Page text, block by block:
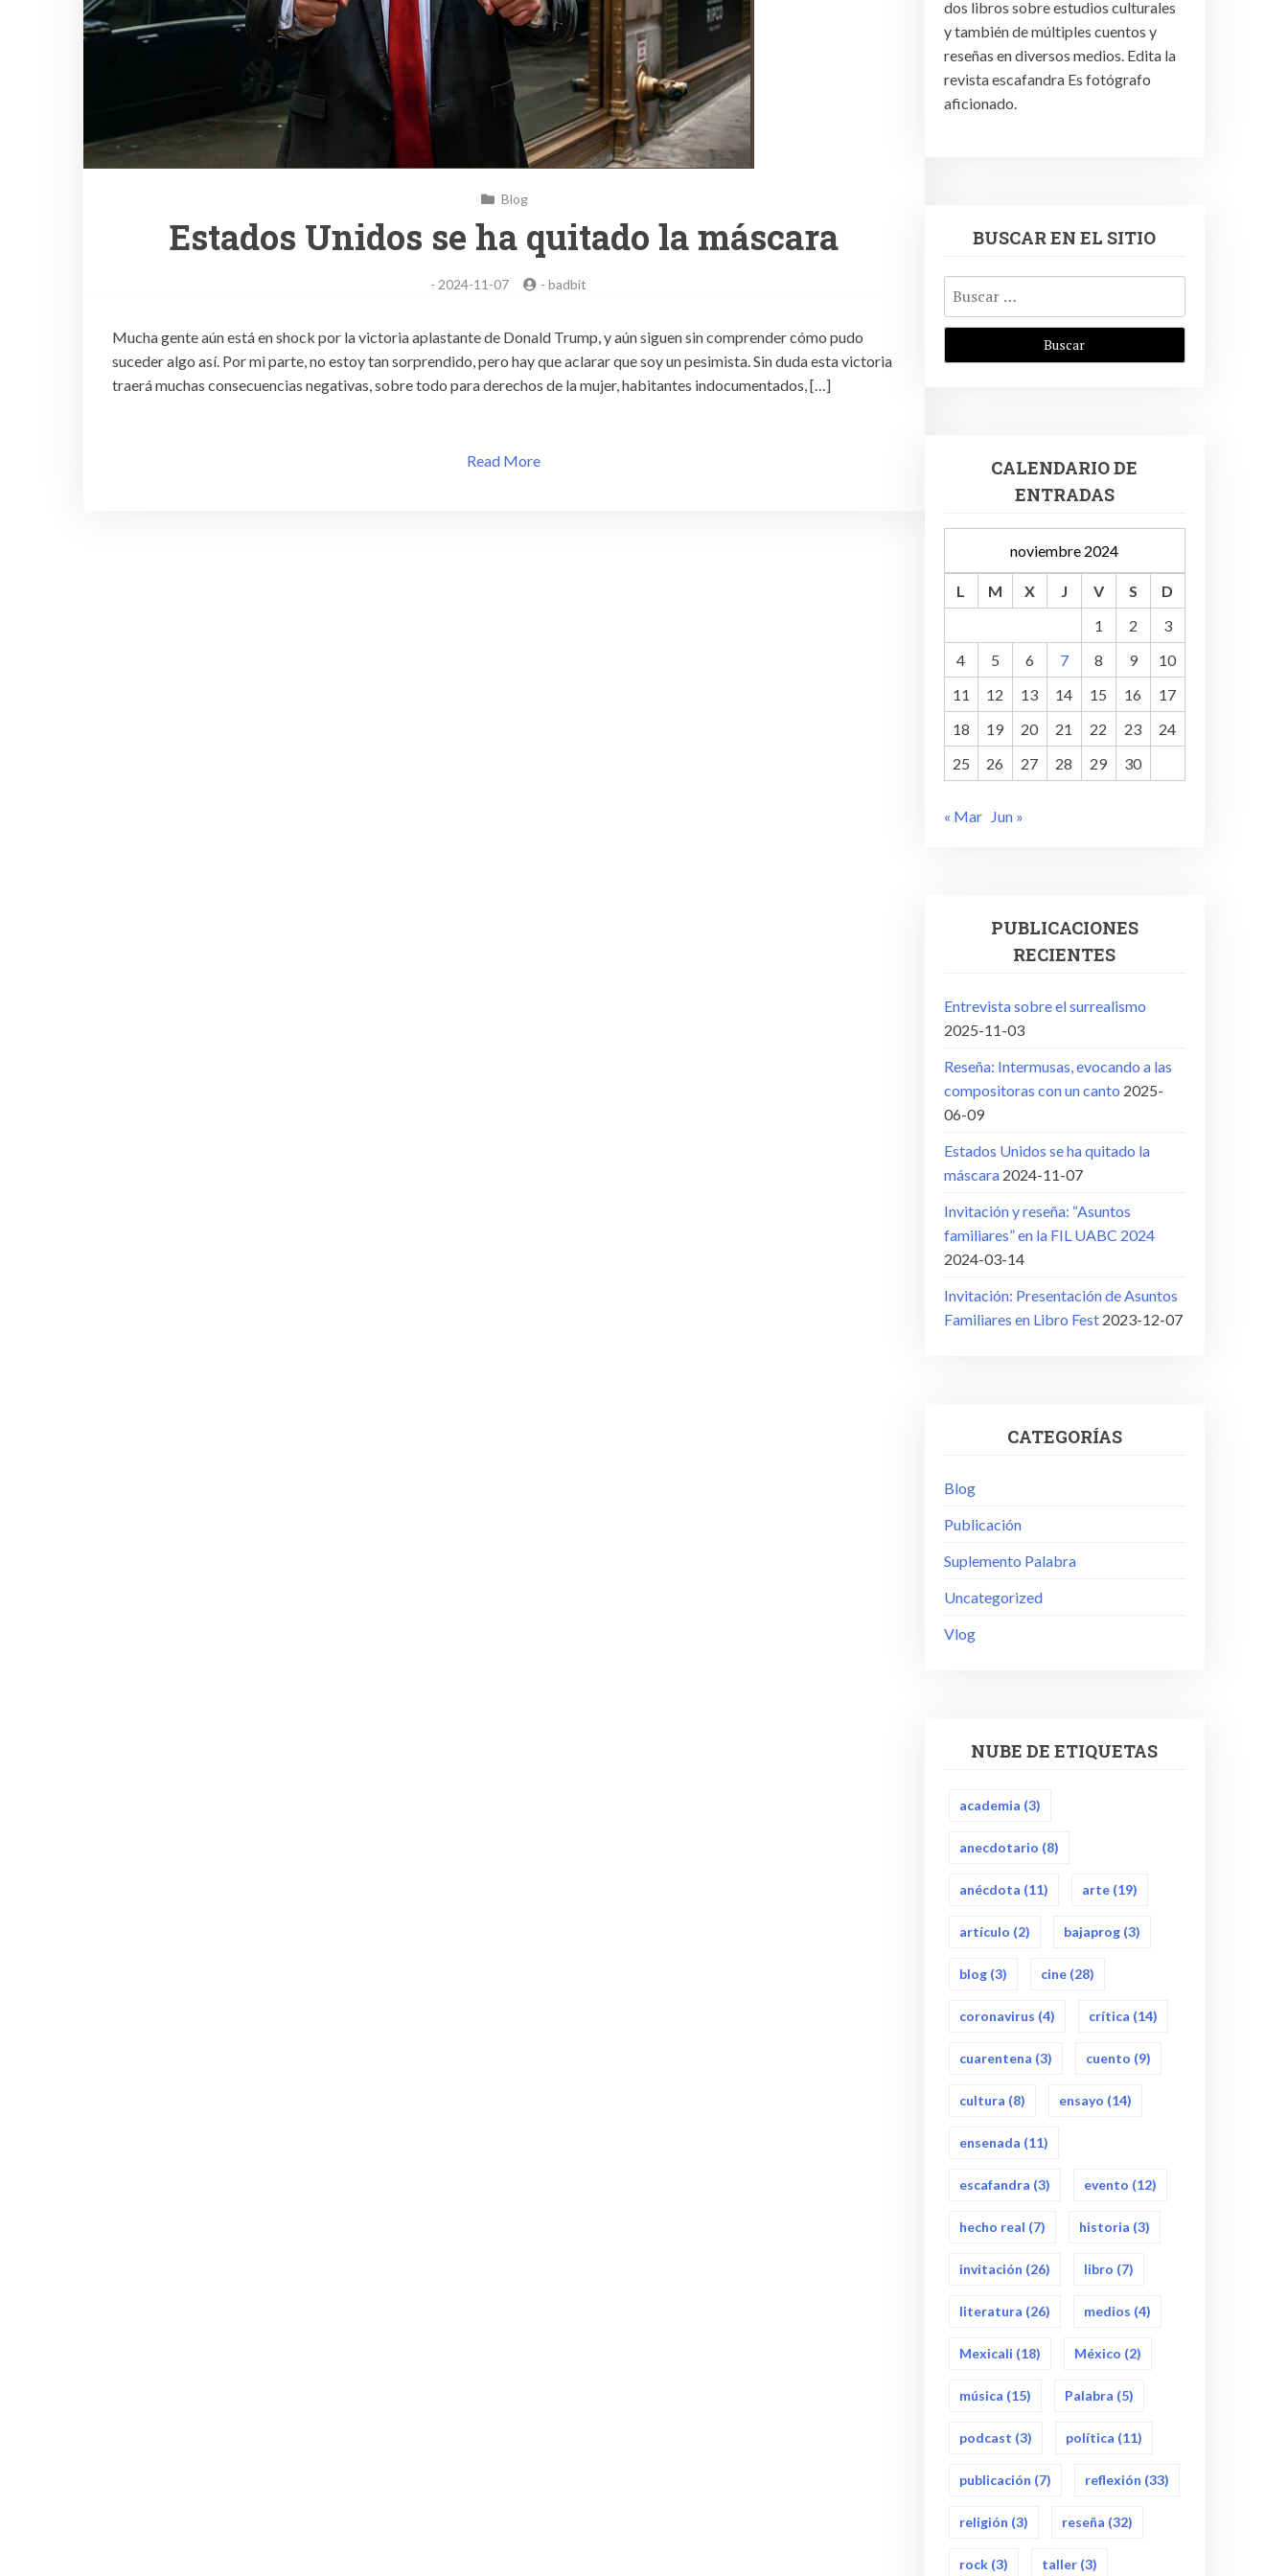
Blog
Estados Unidos se ha quitado la máscara
- 2024-11-07 - badbit
Mucha gente aún está en shock por la victoria aplastante de Donald Trump, y aún siguen sin comprender cómo pudo
suceder algo así. Por mi parte, no estoy tan sorprendido, pero hay que aclarar que soy un pesimista. Sin duda esta victoria
traerá muchas consecuencias negativas, sobre todo para derechos de la mujer, habitantes indocumentados, […]
Read More
dos libros sobre estudios culturales
y también de múltiples cuentos y
reseñas en diversos medios. Edita la
revista escafandra Es fotógrafo
aficionado.
BUSCAR EN EL SITIO
Buscar:
CALENDARIO DE
ENTRADAS
noviembre 2024
L M X J V S
D
1
2
3
4
5 6 7 8 9
10
11
12 13 14 15 16
17
18
19 20 21 22 23
24
25
26 27 28 29 30
« Mar Jun »
PUBLICACIONES
RECIENTES
Entrevista sobre el surrealismo
2025-11-03
Reseña: Intermusas, evocando a las
compositoras con un canto 2025-
06-09
Estados Unidos se ha quitado la
máscara 2024-11-07
Invitación y reseña: “Asuntos
familiares” en la FIL UABC 2024
2024-03-14
Invitación: Presentación de Asuntos
Familiares en Libro Fest 2023-12-07
CATEGORÍAS
Blog
Publicación
Suplemento Palabra
Uncategorized
Vlog
NUBE DE ETIQUETAS
academia (3)
anecdotario (8)
anécdota (11) arte(19)
artículo (2) bajaprog(3)
blog(3) cine(28)
coronavirus (4) crítica (14)
cuarentena (3) cuento (9)
cultura (8) ensayo (14)
ensenada (11)
escafandra (3) evento (12)
hecho real (7) historia (3)
invitación (26) libro (7)
literatura (26) medios (4)
Mexicali (18) México (2)
música (15) Palabra (5)
podcast (3) política (11)
publicación (7) reflexión (33)
religión (3) reseña (32)
rock(3) taller(3)